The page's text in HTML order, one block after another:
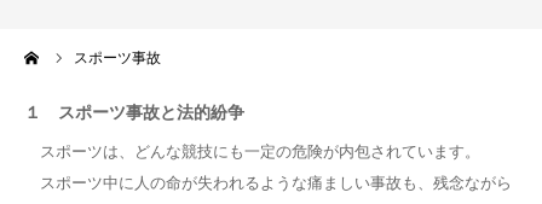
スポーツ事故
１ スポーツ事故と法的紛争
スポーツは、どんな競技にも一定の危険が内包されています。
スポーツ中に人の命が失われるような痛ましい事故も、残念ながら